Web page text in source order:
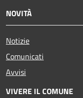
NOVITÀ
Notizie
Comunicati
Avvisi
VIVERE IL COMUNE